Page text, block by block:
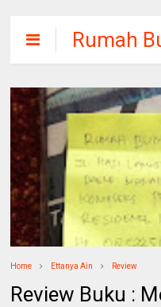
Rumah
Home Ettanya Ain Review
Review Buku :